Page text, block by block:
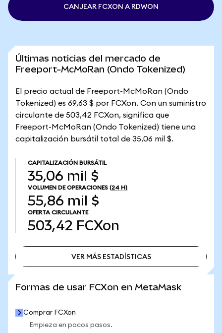
CANJEAR FCXON A RDWON
Últimas noticias del mercado de
Freeport-McMoRan (Ondo Tokenized)
El precio actual de Freeport-McMoRan (Ondo
Tokenized) es 69,63 $ por FCXon. Con un suministro
circulante de 503,42 FCXon, significa que
Freeport-McMoRan (Ondo Tokenized) tiene una
capitalización bursátil total de 35,06 mil $.
CAPITALIZACIÓN BURSÁTIL
35,06 mil $
VOLUMEN DE OPERACIONES (24 H)
55,86 mil $
OFERTA CIRCULANTE
503,42 FCXon
VER MÁS ESTADÍSTICAS
Formas de usar FCXon en MetaMask
Comprar FCXon
Empieza en pocos pasos.